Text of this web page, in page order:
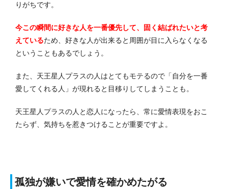
りがちです。
今この瞬間に好きな人を一番優先して、固く結ばれたいと考
えているため、好きな人が出来ると周囲が目に入らなくなる
ということもあるでしょう。
また、天王星人プラスの人はとてもモテるので「自分を一番
愛してくれる人」が現れると目移りしてしまうことも。
天王星人プラスの人と恋人になったら、常に愛情表現をおこ
たらず、気持ちを惹きつけることが重要ですよ。
孤独が嫌いで愛情を確かめたがる